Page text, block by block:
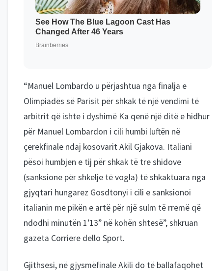
“Manuel Lombardo u përjashtua nga finalja e
Olimpiadës së Parisit për shkak të një vendimi të
arbitrit që ishte i dyshimë Ka qenë një ditë e hidhur
për Manuel Lombardon i cili humbi luftën në
çerekfinale ndaj kosovarit Akil Gjakova. Italiani
pësoi humbjen e tij për shkak të tre shidove
(sanksione për shkelje të vogla) të shkaktuara nga
gjyqtari hungarez Gosdtonyi i cili e sanksionoi
italianin me pikën e artë për një sulm të rremë që
ndodhi minutën 1’13” në kohën shtesë”, shkruan
gazeta Corriere dello Sport.
Gjithsesi, në gjysmëfinale Akili do të ballafaqohet